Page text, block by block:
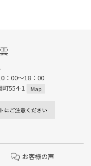
：00～18：00
554-1
Map
お客様の声